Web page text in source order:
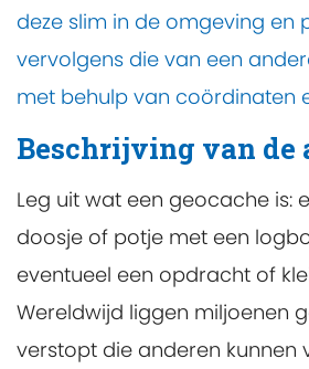
deze slim in de omgeving en
vervolgens die van een
met behulp van coördinaten
Beschrijving van
Leg uit wat een geocache is:
doosje of potje met een
eventueel een opdracht of
Wereldwijd liggen miljoenen
verstopt die anderen kunnen